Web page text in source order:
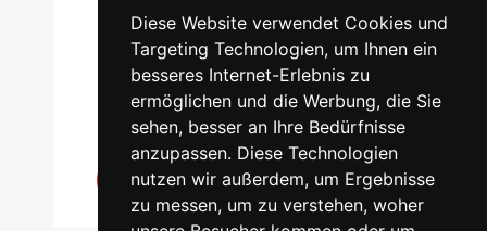
Diese Website verwendet Cookies und
Targeting Technologien, um Ihnen ein
besseres Internet-Erlebnis zu
ermöglichen und die Werbung, die Sie
sehen, besser an Ihre Bedürfnisse
anzupassen. Diese Technologien
nutzen wir außerdem, um Ergebnisse
zu messen, um zu verstehen, woher
21339 Lüneburg
2.500qm 600 67
zum Markt